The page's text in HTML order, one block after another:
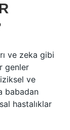
ve zeka gibi
genler
ve
babadan
hastalıklar